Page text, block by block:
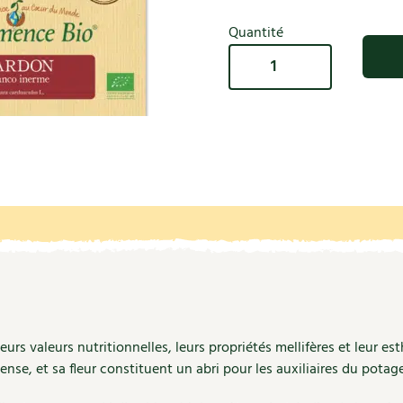
Société, engagement Feuilleter
et gros oeuvre
écologiques
de l’eau
de la maison
Quantité
quantité
Graines
-
semence
valeurs nutritionnelles, leurs propriétés mellifères et leur
et sa fleur constituent un abri pour les auxiliaires du